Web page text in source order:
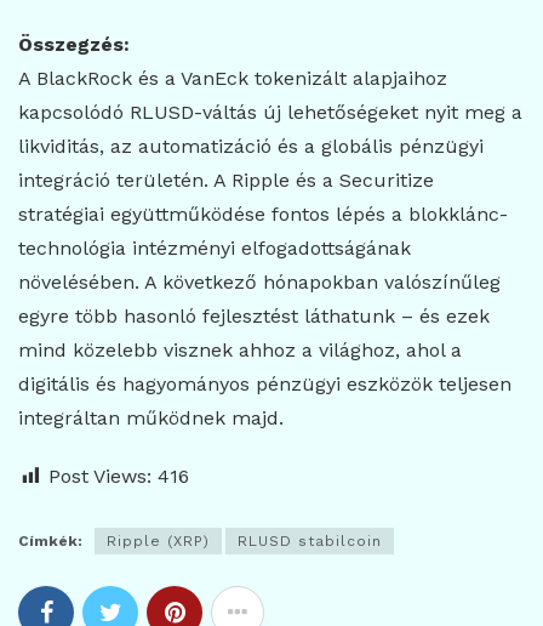
Összegzés:
A BlackRock és a VanEck tokenizált alapjaihoz
kapcsolódó RLUSD-váltás új lehetőségeket nyit meg a
likviditás, az automatizáció és a globális pénzügyi
integráció területén. A Ripple és a Securitize
stratégiai együttműködése fontos lépés a blokklánc-
technológia intézményi elfogadottságának
növelésében. A következő hónapokban valószínűleg
egyre több hasonló fejlesztést láthatunk – és ezek
mind közelebb visznek ahhoz a világhoz, ahol a
digitális és hagyományos pénzügyi eszközök teljesen
integráltan működnek majd.
Post Views: 416
Címkék: Ripple (XRP) RLUSD stabilcoin